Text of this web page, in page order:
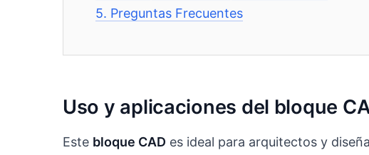
5. Preguntas Frecuentes
Uso y aplicaciones del bloque
Este bloque CAD es ideal para arquitectos y